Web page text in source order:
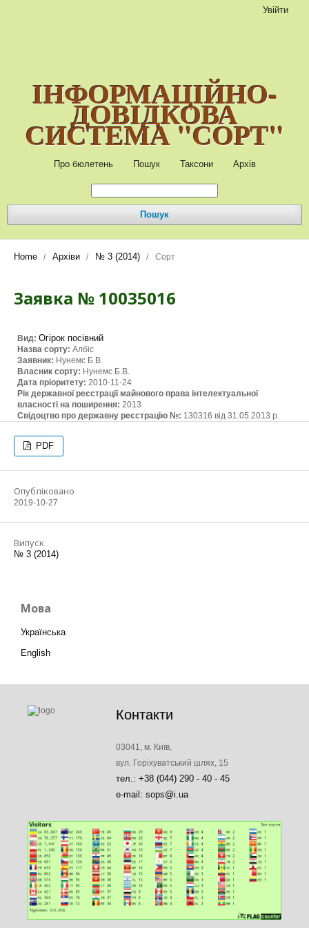
ІНФОРМАЦІЙНО-
ДОВІДКОВА
СИСТЕМА "СОРТ"
Про бюлетень Пошук Таксони Архів
Пошук
Увійти
Home / Архіви / № 3 (2014) / Сорт
Заявка № 10035016
Вид: Огірок посівний
Назва сорту: Албіс
Заявник: Нунемс Б.В.
Власник сорту: Нунемс Б.В.
Дата пріоритету: 2010-11-24
Рік державної реєстрації майнового права інтелектуальної
власності на поширення: 2013
Свідоцтво про державну реєстрацію №: 130316 від 31.05.2013 р.
PDF
Опубліковано
2019-10-27
Випуск
№ 3 (2014)
Мова
Українська
English
Контакти
03041, м. Київ,
вул. Горіхуватський шлях, 15
тел.: +38 (044) 290 - 40 - 45
e-mail: sops@i.ua